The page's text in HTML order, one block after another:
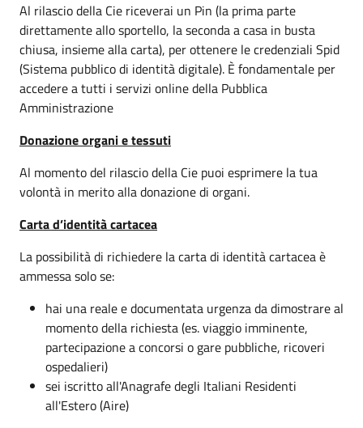
Al rilascio della Cie riceverai un Pin (la prima parte
direttamente allo sportello, la seconda a casa in busta
chiusa, insieme alla carta), per ottenere le credenziali Spid
(Sistema pubblico di identità digitale). È fondamentale per
accedere a tutti i servizi online della Pubblica
Amministrazione
Donazione organi e tessuti
Al momento del rilascio della Cie puoi esprimere la tua
volontà in merito alla donazione di organi.
Carta d’identità cartacea
La possibilità di richiedere la carta di identità cartacea è
ammessa solo se:
hai una reale e documentata urgenza da dimostrare al
momento della richiesta (es. viaggio imminente,
partecipazione a concorsi o gare pubbliche, ricoveri
ospedalieri)
sei iscritto all'Anagrafe degli Italiani Residenti
all'Estero (Aire)